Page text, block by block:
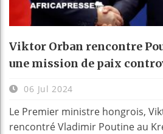
Viktor Orban rencontre
une mission de paix
06 Jul 2024
Le Premier ministre hongrois,
rencontré Vladimir Poutine au